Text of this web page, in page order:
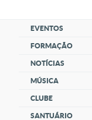
EVENTOS
FORMAÇÃO
NOTÍCIAS
MÚSICA
CLUBE
SANTUÁRIO